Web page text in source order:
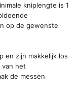
kniplengte is 1
op de gewenste
en zijn makkelijk los
van het
de messen